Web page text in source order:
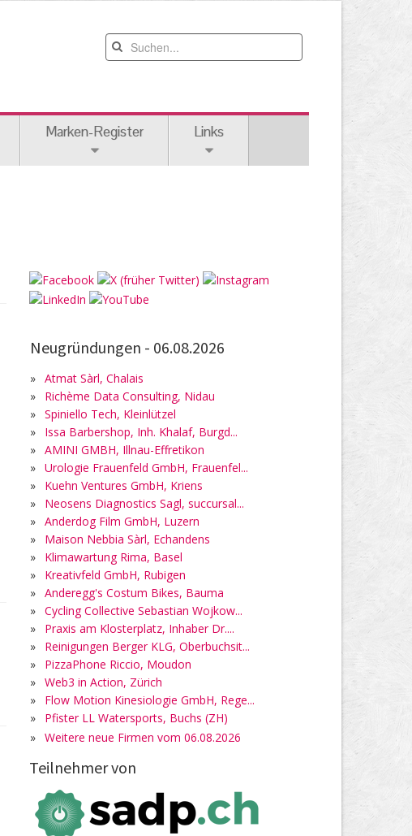
Marken-Register Links
Neugründungen - 06.08.2026
» Atmat Sàrl, Chalais
»
Richème Data Consulting, Nidau
» Spiniello Tech, Kleinlützel
»
Issa Barbershop, Inh. Khalaf, Burgd...
» AMINI GMBH, Illnau-Effretikon
» Urologie Frauenfeld GmbH, Frauenfel...
»
Kuehn Ventures GmbH, Kriens
»
Neosens Diagnostics Sagl, succursal...
» Anderdog Film GmbH, Luzern
»
Maison Nebbia Sàrl, Echandens
»
Klimawartung Rima, Basel
»
Kreativfeld GmbH, Rubigen
» Anderegg's Costum Bikes, Bauma
» Cycling Collective Sebastian Wojkow...
»
Praxis am Klosterplatz, Inhaber Dr....
»
Reinigungen Berger KLG, Oberbuchsit...
»
PizzaPhone Riccio, Moudon
» Web3 in Action, Zürich
»
Flow Motion Kinesiologie GmbH, Rege...
»
Pfister LL Watersports, Buchs (ZH)
» Weitere neue Firmen vom 06.08.2026
Teilnehmer von